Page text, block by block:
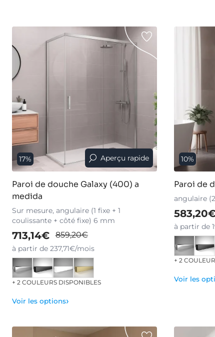
17% Aperçu rapide
Paroi de douche Galaxy (400) a
medida
Sur mesure, angulaire (1 fixe + 1
coulissante + côté fixe) 6 mm
713,14€ 859,20€
à partir de 237,71€/mois
+ 2 COULEURS DISPONIBLES
Voir les options›
10%
Paroi de
angulaire
à partir de
+ 2
Voir les